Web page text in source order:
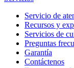
Servicio de
Recursos y
Servicios de
Preguntas
Garantía
Contáctenos